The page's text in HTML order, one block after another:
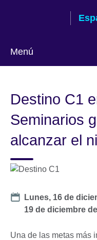
Menú
Destino C1
Seminarios
alcanzar el
Date
Lunes, 16 de
19 de diciembre
Una de las metas más